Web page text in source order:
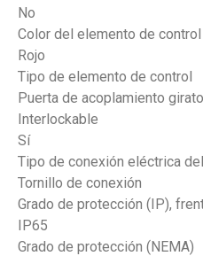
No
Color del elemento de control
Rojo
Tipo de elemento de control
Puerta de acoplamiento
Interlockable
Sí
Tipo de conexión eléctrica
Tornillo de conexión
Grado de protección (IP),
IP65
Grado de protección (NEMA)